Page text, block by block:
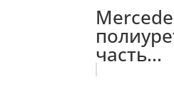
часть...